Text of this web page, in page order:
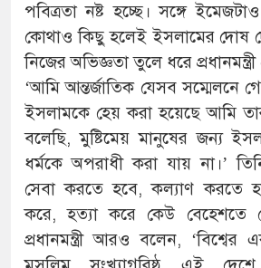
পবিত্রতা নষ্ট হচ্ছে। সঙ্গে
কোথাও কিছু হলেই ইসলামের দোষ
নিজের অভিজ্ঞতা তুলে ধরে
‘আমি আন্তর্জাতিক যেসব সম্মেলনে
ইসলামকে হেয় করা হয়েছে আমি
বলেছি, মুষ্টিমেয় মানুষের জন্য
ধর্মকে অপরাধী করা যায় না।’
সেবা করতে হবে, কল্যাণ করতে
করে, হত্যা করে কেউ বেহেশতে
প্রধানমন্ত্রী আরও বলেন,